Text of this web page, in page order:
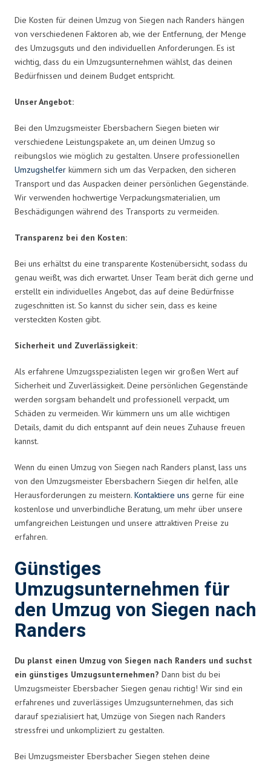
Die Kosten für deinen Umzug von Siegen nach Randers hängen
von verschiedenen Faktoren ab, wie der Entfernung, der Menge
des Umzugsguts und den individuellen Anforderungen. Es ist
wichtig, dass du ein Umzugsunternehmen wählst, das deinen
Bedürfnissen und deinem Budget entspricht.
Unser Angebot:
Bei den Umzugsmeister Ebersbachern Siegen bieten wir
verschiedene Leistungspakete an, um deinen Umzug so
reibungslos wie möglich zu gestalten. Unsere professionellen
Umzugshelfer kümmern sich um das Verpacken, den sicheren
Transport und das Auspacken deiner persönlichen Gegenstände.
Wir verwenden hochwertige Verpackungsmaterialien, um
Beschädigungen während des Transports zu vermeiden.
Transparenz bei den Kosten:
Bei uns erhältst du eine transparente Kostenübersicht, sodass du
genau weißt, was dich erwartet. Unser Team berät dich gerne und
erstellt ein individuelles Angebot, das auf deine Bedürfnisse
zugeschnitten ist. So kannst du sicher sein, dass es keine
versteckten Kosten gibt.
Sicherheit und Zuverlässigkeit:
Als erfahrene Umzugsspezialisten legen wir großen Wert auf
Sicherheit und Zuverlässigkeit. Deine persönlichen Gegenstände
werden sorgsam behandelt und professionell verpackt, um
Schäden zu vermeiden. Wir kümmern uns um alle wichtigen
Details, damit du dich entspannt auf dein neues Zuhause freuen
kannst.
Wenn du einen Umzug von Siegen nach Randers planst, lass uns
von den Umzugsmeister Ebersbachern Siegen dir helfen, alle
Herausforderungen zu meistern. Kontaktiere uns gerne für eine
kostenlose und unverbindliche Beratung, um mehr über unsere
umfangreichen Leistungen und unsere attraktiven Preise zu
erfahren.
Günstiges
Umzugsunternehmen für
den Umzug von Siegen nach
Randers
Du planst einen Umzug von Siegen nach Randers und suchst
ein günstiges Umzugsunternehmen? Dann bist du bei
Umzugsmeister Ebersbacher Siegen genau richtig! Wir sind ein
erfahrenes und zuverlässiges Umzugsunternehmen, das sich
darauf spezialisiert hat, Umzüge von Siegen nach Randers
stressfrei und unkompliziert zu gestalten.
Bei Umzugsmeister Ebersbacher Siegen stehen deine